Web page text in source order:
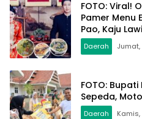
FOTO: Viral!
Pamer Menu
Pao, Kaju
Daerah Jumat,
FOTO:
Sepeda,
Daerah Kamis,